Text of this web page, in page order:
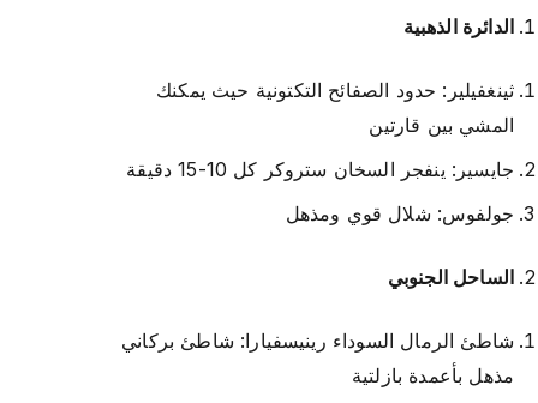
الدائرة الذهبية
ثينغفيلير: حدود الصفائح التكتونية حيث يمكنك
المشي بين قارتين
جايسير: ينفجر السخان ستروكر كل 10-15 دقيقة
جولفوس: شلال قوي ومذهل
الساحل الجنوبي
شاطئ الرمال السوداء رينيسفيارا: شاطئ بركاني
مذهل بأعمدة بازلتية